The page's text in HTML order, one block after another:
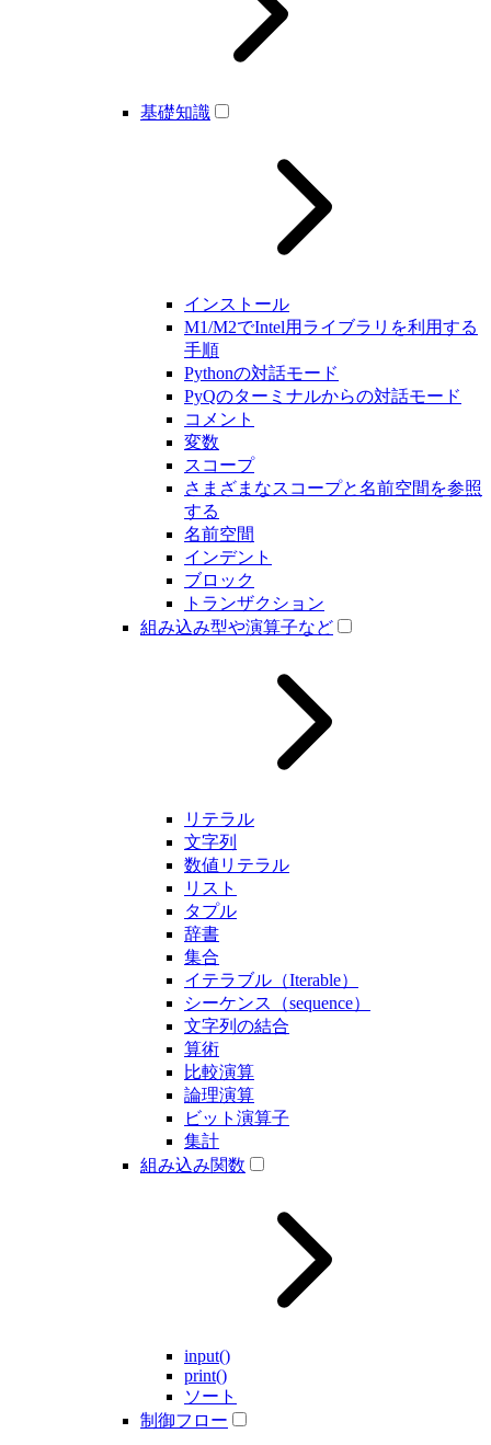
基礎知識
インストール
M1/M2でIntel用ライブラリを利用する
手順
Pythonの対話モード
PyQのターミナルからの対話モード
コメント
変数
スコープ
さまざまなスコープと名前空間を参照
する
名前空間
インデント
ブロック
トランザクション
組み込み型や演算子など
リテラル
文字列
数値リテラル
リスト
タプル
辞書
集合
イテラブル（Iterable）
シーケンス（sequence）
文字列の結合
算術
比較演算
論理演算
ビット演算子
集計
組み込み関数
input()
print()
ソート
制御フロー